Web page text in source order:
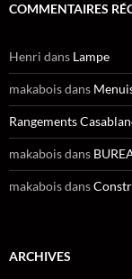
COMMENTAIRES
Henri dans Lampe
makaboisdans
Rangements
makaboisdans
makaboisdans
ARCHIVES